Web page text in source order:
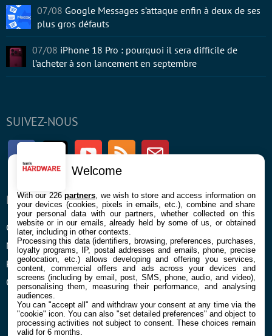
SUIVEZ-NOUS
FacebookTwitter Youtube RSS Newsletter
ENTREPRISE
Confidentialité et Cookies
Mentions légales et CGU
Préférences Cookies
Qui sommes nous
À PROPOS
Contact
07/08 Google Messages s’attaque enfin à deux de ses
plus gros défauts
07/08 iPhone 18 Pro : pourquoi il sera difficile de
l’acheter à son lancement en septembre
Welcome
With our 226partners , we wish to store and access information on
your devices (cookies, pixels in emails, etc.), combine and share
your personal data with our partners, whether collected on this
website or in our emails, already held by some of us, or obtained
later, including in other contexts.
Processing this data (identifiers, browsing, preferences, purchases,
loyalty programs, IP, postal addresses and emails, phone, precise
geolocation, etc.) allows developing and offering you services,
content, commercial offers and ads across your devices and
screens (including by email, post, SMS, phone, audio, and video),
personalising them, measuring their performance, and analysing
audiences.
You can "accept all" and withdraw your consent at any time via the
"cookie" icon. You can also "set detailed preferences" and object to
processing activities not subject to consent. These choices remain
valid for 6 months.